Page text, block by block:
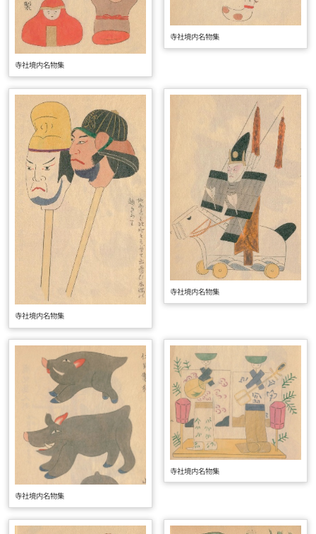
寺社境内名物集
寺社境内名物集
寺社境内名物集
寺社境内名物集
寺社境内名物集
寺社境内名物集